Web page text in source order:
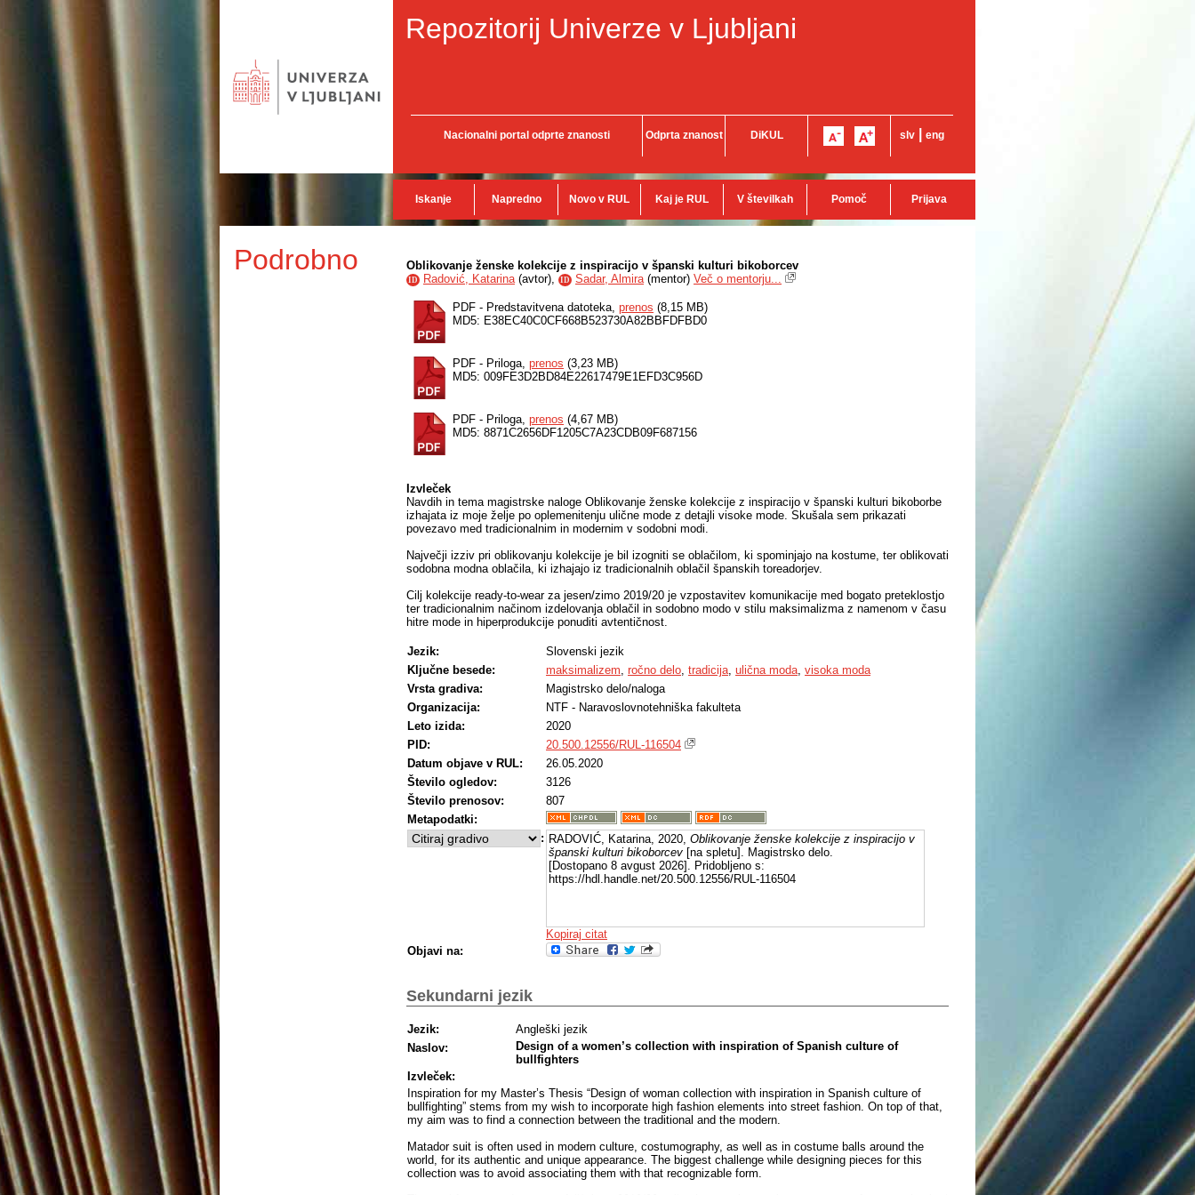
Repozitorij Univerze v Ljubljani
Nacionalni portal odprte znanosti Odprta znanost DiKUL slv eng
Iskanje Napredno Novo v RUL Kaj je RUL V številkah Pomoč Prijava
Podrobno Oblikovanje ženske kolekcije z inspiracijo v španski kulturi bikoborcev
ID Radović, Katarina(avtor), ID Sadar, Almira(mentor) Več o mentorju...
PDF - Predstavitvena datoteka, prenos (8,15 MB)
MD5: E38EC40C0CF668B523730A82BBFDFBD0
PDF - Priloga, prenos (3,23 MB)
MD5: 009FE3D2BD84E22617479E1EFD3C956D
PDF - Priloga, prenos (4,67 MB)
MD5: 8871C2656DF1205C7A23CDB09F687156
Izvleček
Navdih in tema magistrske naloge Oblikovanje ženske kolekcije z inspiracijo v španski kulturi bikoborbe
izhajata iz moje želje po oplemenitenju ulične mode z detajli visoke mode. Skušala sem prikazati
povezavo med tradicionalnim in modernim v sodobni modi.
Največji izziv pri oblikovanju kolekcije je bil izogniti se oblačilom, ki spominjajo na kostume, ter oblikovati
sodobna modna oblačila, ki izhajajo iz tradicionalnih oblačil španskih toreadorjev.
Cilj kolekcije ready-to-wear za jesen/zimo 2019/20 je vzpostavitev komunikacije med bogato preteklostjo
ter tradicionalnim načinom izdelovanja oblačil in sodobno modo v stilu maksimalizma z namenom v času
hitre mode in hiperprodukcije ponuditi avtentičnost.
Jezik:
Slovenski jezik
Ključne besede:
maksimalizem, ročno delo, tradicija, ulična moda, visoka moda
Vrsta gradiva:
Magistrsko delo/naloga
Organizacija:
NTF - Naravoslovnotehniška fakulteta
Leto izida:
2020
PID:
20.500.12556/RUL-116504
Datum objave v RUL:
26.05.2020
Število ogledov:
3126
Število prenosov:
807
Metapodatki:
: RADOVIĆ, Katarina, 2020, Oblikovanje ženske kolekcije z inspiracijo v
španski kulturi bikoborcev [na spletu]. Magistrsko delo.
[Dostopano 8 avgust 2026]. Pridobljeno s:
https://hdl.handle.net/20.500.12556/RUL-116504
Kopiraj citat
Objavi na:
Sekundarni jezik
Jezik:
Angleški jezik
Naslov:
Design of a women’s collection with inspiration of Spanish culture of
bullfighters
Izvleček:
Inspiration for my Master’s Thesis “Design of woman collection with inspiration in Spanish culture of
bullfighting” stems from my wish to incorporate high fashion elements into street fashion. On top of that,
my aim was to find a connection between the traditional and the modern.
Matador suit is often used in modern culture, costumography, as well as in costume balls around the
world, for its authentic and unique appearance. The biggest challenge while designing pieces for this
collection was to avoid associating them with that recognizable form.